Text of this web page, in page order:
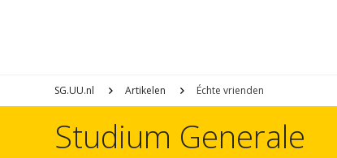
SG.UU.nl Artikelen Échte vrienden
Studium Generale